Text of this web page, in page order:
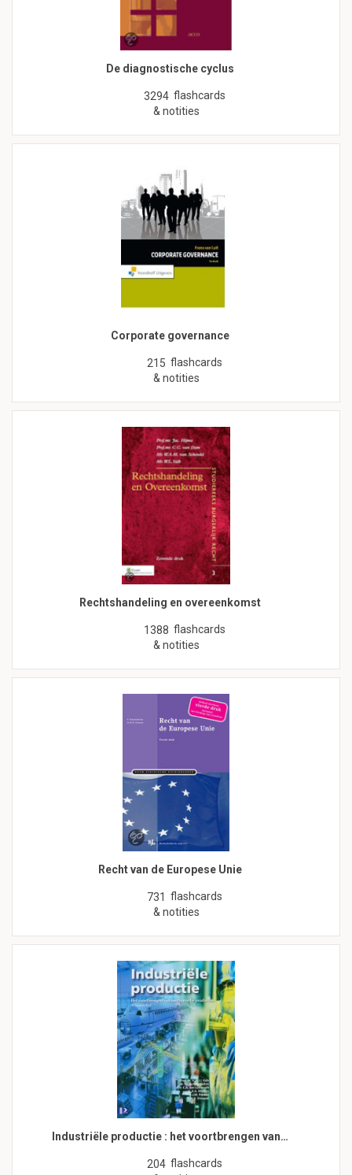
De diagnostische cyclus
3294 flashcards
& notities
Corporate governance
215 flashcards
& notities
Rechtshandeling en overeenkomst
1388 flashcards
& notities
Recht van de Europese Unie
731 flashcards
& notities
Industriële productie : het voortbrengen van…
204 flashcards